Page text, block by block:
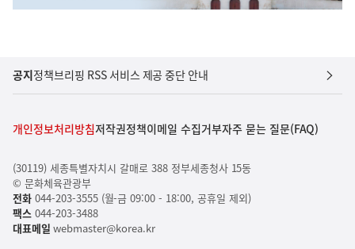
공지정책브리핑 RSS 서비스 제공 중단 안내
개인정보처리방침저작권정책이메일 수집거부자주 묻는 질문(FAQ)
(30119) 세종특별자치시 갈매로 388 정부세종청사 15동
© 문화체육관광부
전화044-203-3555 (월-금 09:00 - 18:00, 공휴일 제외)
팩스 044-203-3488
대표메일 webmaster@korea.kr